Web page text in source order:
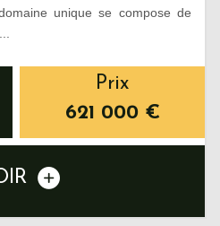
unique se compose de
Prix
621 000 €